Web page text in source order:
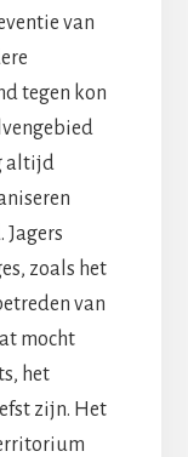
van
tegen kon
altijd
Jagers
zoals het
van
mocht
het
zijn. Het